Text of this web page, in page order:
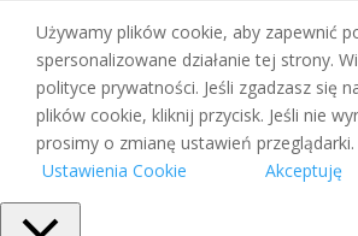
Używamy plików cookie, aby zapewnić
spersonalizowane działanie tej strony.
polityce prywatności. Jeśli zgadzasz się
plików cookie, kliknij przycisk. Jeśli nie
prosimy o zmianę ustawień przeglądarki.
Ustawienia Cookie
Akceptuję